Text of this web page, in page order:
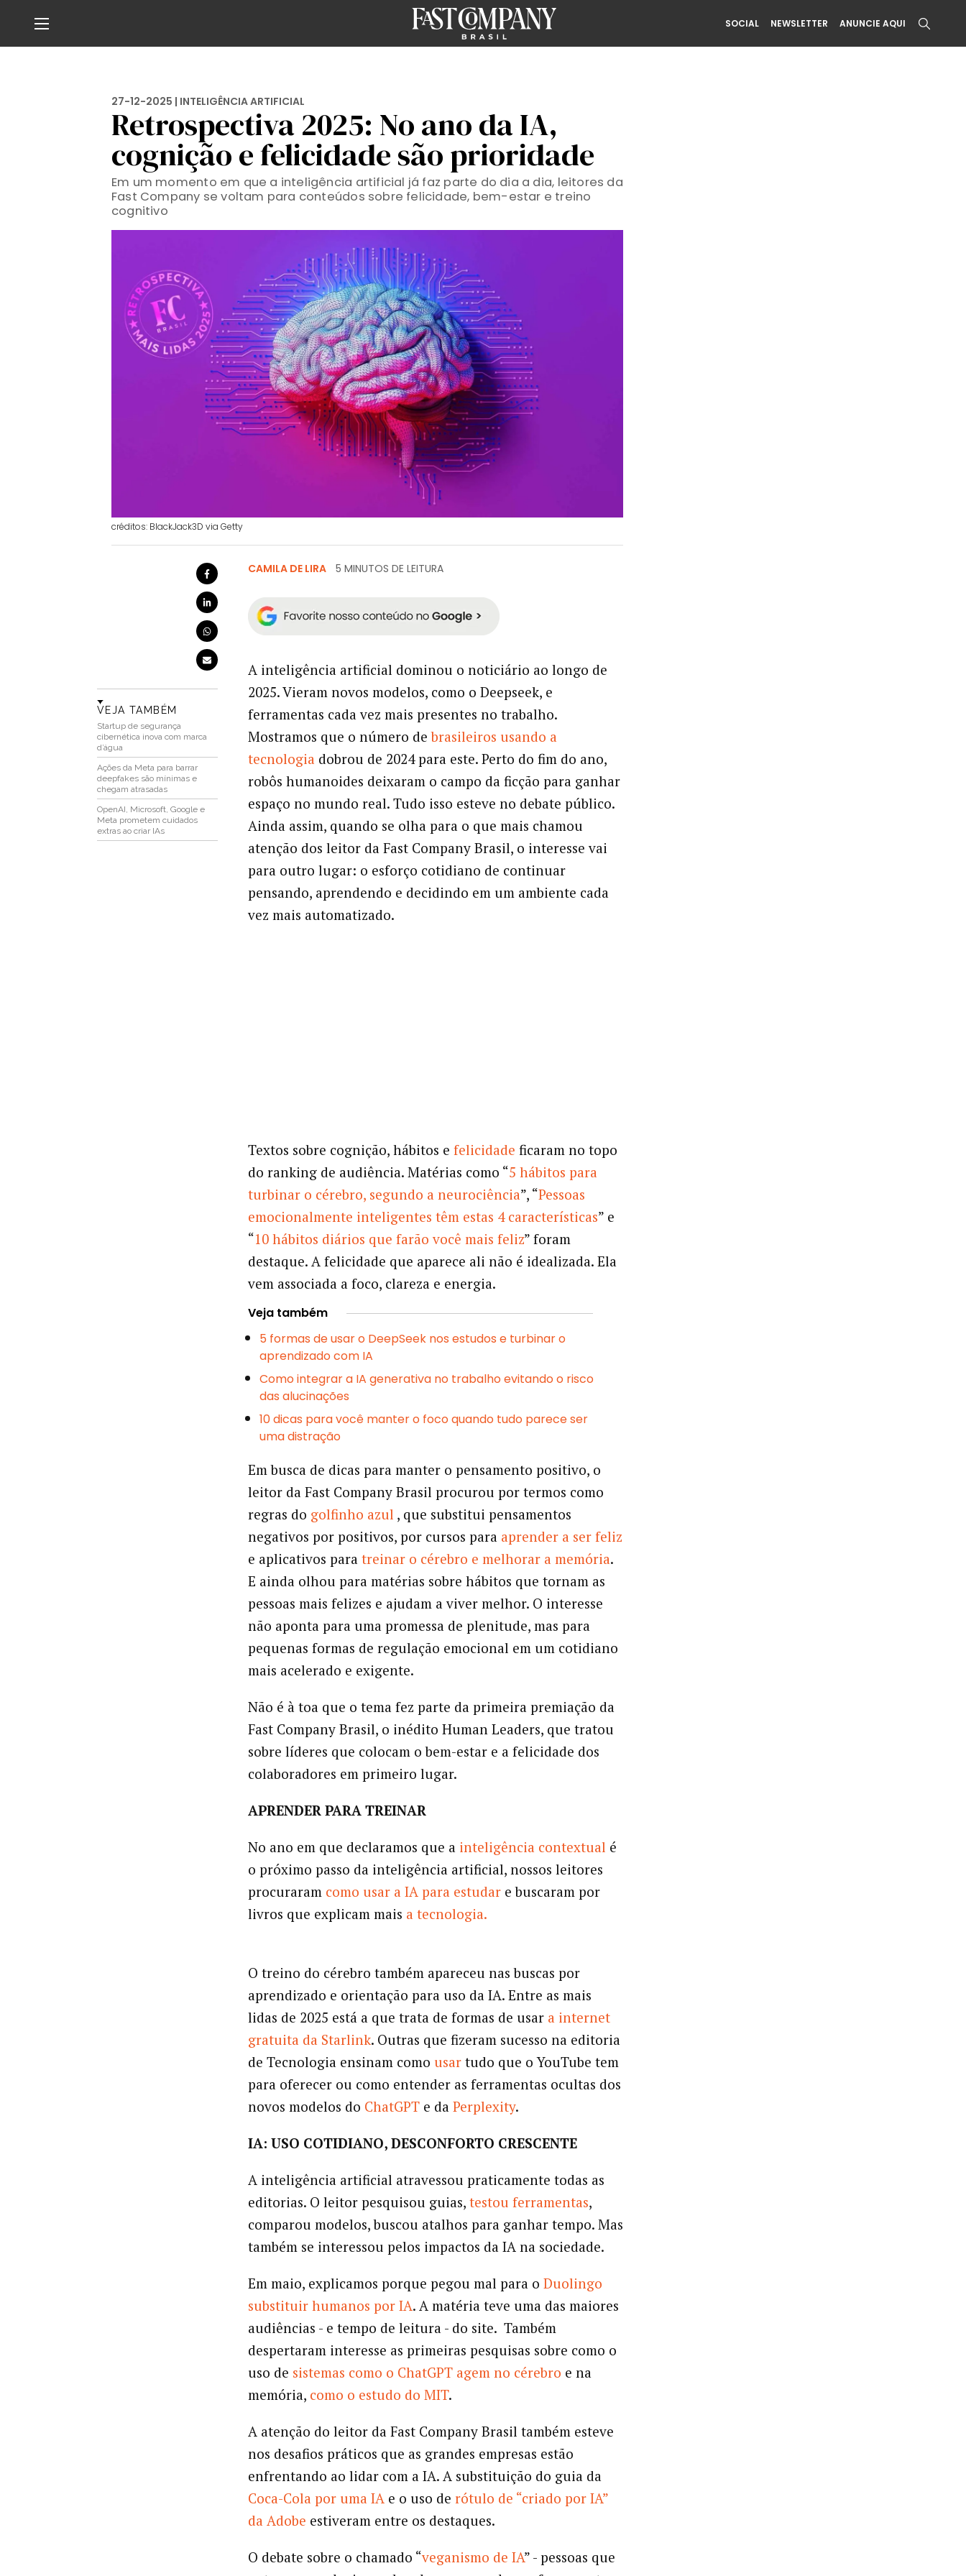
SOCIAL NEWSLETTER ANUNCIE AQUI
27-12-2025 | INTELIGÊNCIA ARTIFICIAL
Retrospectiva 2025: No ano da IA,
cognição e felicidade são prioridade
Em um momento em que a inteligência artificial já faz parte do dia a dia, leitores da
Fast Company se voltam para conteúdos sobre felicidade, bem-estar e treino
cognitivo
créditos: BlackJack3D via Getty
VEJA TAMBÉM
Startup de segurança
cibernética inova com marca
d’água
Ações da Meta para barrar
deepfakes são mínimas e
chegam atrasadas
OpenAI, Microsoft, Google e
Meta prometem cuidados
extras ao criar IAs
CAMILA DE LIRA 5 MINUTOS DE LEITURA
A inteligência artificial dominou o noticiário ao longo de
2025. Vieram novos modelos, como o Deepseek, e
ferramentas cada vez mais presentes no trabalho.
Mostramos que o número debrasileiros usando a
tecnologiadobrou de 2024 para este. Perto do fim do ano,
robôs humanoides deixaram o campo da ficção para ganhar
espaço no mundo real. Tudo isso esteve no debate público.
Ainda assim, quando se olha para o que mais chamou
atenção dos leitor da Fast Company Brasil, o interesse vai
para outro lugar: o esforço cotidiano de continuar
pensando, aprendendo e decidindo em um ambiente cada
vez mais automatizado.
Textos sobre cognição, hábitos e felicidade ficaram no topo
do ranking de audiência. Matérias como “5 hábitos para
turbinar o cérebro, segundo a neurociência”, “Pessoas
emocionalmente inteligentes têm estas 4 características” e
“10 hábitos diários que farão você mais feliz” foram
destaque. A felicidade que aparece ali não é idealizada. Ela
vem associada a foco, clareza e energia.
Veja também
5 formas de usar o DeepSeek nos estudos e turbinar o
aprendizado com IA
Como integrar a IA generativa no trabalho evitando o risco
das alucinações
10 dicas para você manter o foco quando tudo parece ser
uma distração
Em busca de dicas para manter o pensamento positivo, o
leitor da Fast Company Brasil procurou por termos como
regras do golfinho azul , que substitui pensamentos
negativos por positivos, por cursos para aprender a ser feliz
e aplicativos paratreinar o cérebro e melhorar a memória.
E ainda olhou para matérias sobre hábitos que tornam as
pessoas mais felizes e ajudam a viver melhor. O interesse
não aponta para uma promessa de plenitude, mas para
pequenas formas de regulação emocional em um cotidiano
mais acelerado e exigente.
Não é à toa que o tema fez parte da primeira premiação da
Fast Company Brasil, o inédito Human Leaders, que tratou
sobre líderes que colocam o bem-estar e a felicidade dos
colaboradores em primeiro lugar.
APRENDER PARA TREINAR
No ano em que declaramos que a inteligência contextual é
o próximo passo da inteligência artificial, nossos leitores
procuraram como usar a IA para estudare buscaram por
livros que explicam mais a tecnologia.
O treino do cérebro também apareceu nas buscas por
aprendizado e orientação para uso da IA. Entre as mais
lidas de 2025 está a que trata de formas de usar a internet
gratuita da Starlink. Outras que fizeram sucesso na editoria
de Tecnologia ensinam como usar tudo que o YouTube tem
para oferecer ou como entender as ferramentas ocultas dos
novos modelos do ChatGPTe da Perplexity.
IA: USO COTIDIANO, DESCONFORTO CRESCENTE
A inteligência artificial atravessou praticamente todas as
editorias. O leitor pesquisou guias,testou ferramentas,
comparou modelos, buscou atalhos para ganhar tempo. Mas
também se interessou pelos impactos da IA na sociedade.
Em maio, explicamos porque pegou mal para o Duolingo
substituir humanos por IA. A matéria teve uma das maiores
audiências - e tempo de leitura - do site. Também
despertaram interesse as primeiras pesquisas sobre como o
uso de sistemas como o ChatGPT agem no cérebro e na
memória, como o estudo do MIT.
A atenção do leitor da Fast Company Brasil também esteve
nos desafios práticos que as grandes empresas estão
enfrentando ao lidar com a IA. A substituição do guia da
Coca-Cola por uma IA e o uso de rótulo de “criado por IA”
da Adobe estiveram entre os destaques.
O debate sobre o chamado “veganismo de IA” - pessoas que